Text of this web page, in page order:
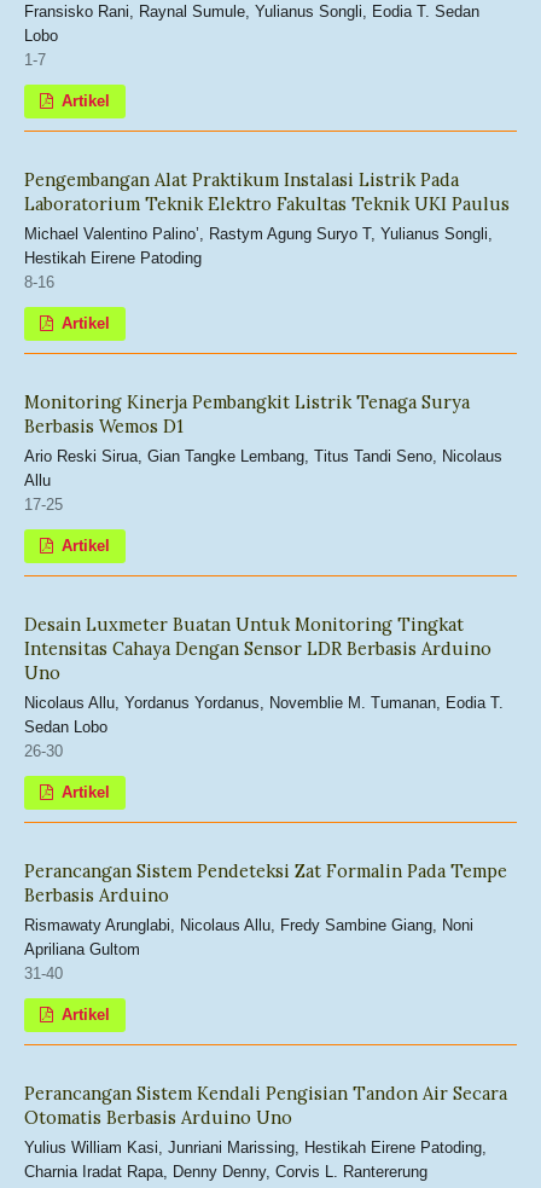
Fransisko Rani, Raynal Sumule, Yulianus Songli, Eodia T. Sedan
Lobo
1-7
Artikel
Pengembangan Alat Praktikum Instalasi Listrik Pada
Laboratorium Teknik Elektro Fakultas Teknik UKI Paulus
Michael Valentino Palino’, Rastym Agung Suryo T, Yulianus Songli,
Hestikah Eirene Patoding
8-16
Artikel
Monitoring Kinerja Pembangkit Listrik Tenaga Surya
Berbasis Wemos D1
Ario Reski Sirua, Gian Tangke Lembang, Titus Tandi Seno, Nicolaus
Allu
17-25
Artikel
Desain Luxmeter Buatan Untuk Monitoring Tingkat
Intensitas Cahaya Dengan Sensor LDR Berbasis Arduino
Uno
Nicolaus Allu, Yordanus Yordanus, Novemblie M. Tumanan, Eodia T.
Sedan Lobo
26-30
Artikel
Perancangan Sistem Pendeteksi Zat Formalin Pada Tempe
Berbasis Arduino
Rismawaty Arunglabi, Nicolaus Allu, Fredy Sambine Giang, Noni
Apriliana Gultom
31-40
Artikel
Perancangan Sistem Kendali Pengisian Tandon Air Secara
Otomatis Berbasis Arduino Uno
Yulius William Kasi, Junriani Marissing, Hestikah Eirene Patoding,
Charnia Iradat Rapa, Denny Denny, Corvis L. Rantererung